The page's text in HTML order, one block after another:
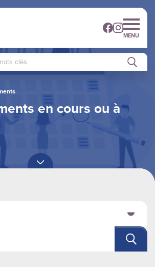
MENU
en cours ou à